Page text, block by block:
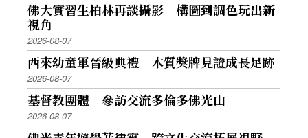
佛大實習生柏林再談攝影 構圖到調色玩出新
視角
2026-08-07
西來幼童軍晉級典禮 木質獎牌見證成長足跡
2026-08-07
基督教團體 參訪交流多倫多佛光山
2026-08-07